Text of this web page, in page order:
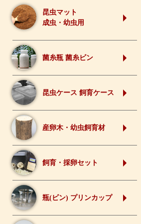
昆虫マット
成虫・幼虫用
菌糸瓶 菌糸ビン
昆虫ケース 飼育ケース
産卵木・幼虫飼育材
飼育・採卵セット
瓶(ビン) プリンカップ